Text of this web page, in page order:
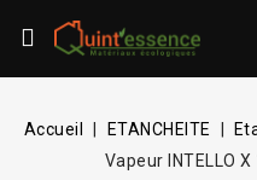
Accueil ETANCHEITE
Vapeur INTELLO